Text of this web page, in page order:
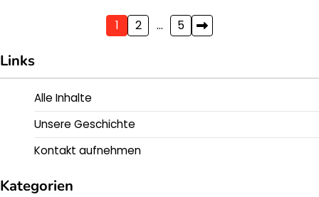
pagination
1 2 … 5
Links
Alle Inhalte
Unsere Geschichte
Kontakt aufnehmen
Kategorien